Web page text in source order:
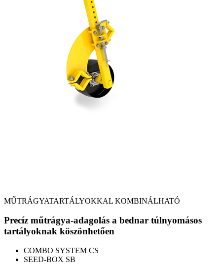
MŰTRÁGYATARTÁLYOKKAL KOMBINÁLHATÓ
Precíz műtrágya-adagolás a bednar túlnyomásos
tartályoknak köszönhetően
COMBO SYSTEM CS
SEED-BOX SB